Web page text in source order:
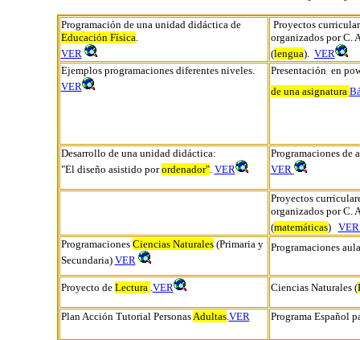
Programación de una unidad didáctica de
Educación Física.
VER
Proyectos
organizados por C.
(lengua). VER
Ejemplos programaciones diferentes niveles.
VER
Presentación en
de una asignatura
Desarrollo de una unidad didáctica:
"El diseño asistido porordenador". VER
Programaciones de
VER
Proyectos
organizados por C.
(matemáticas)
Programaciones Ciencias Naturales(Primaria y
Secundaria) VER
Programaciones
Proyecto de Lectura .VER Ciencias Naturales (
Plan Acción Tutorial PersonasAdultas.VER Programa Español